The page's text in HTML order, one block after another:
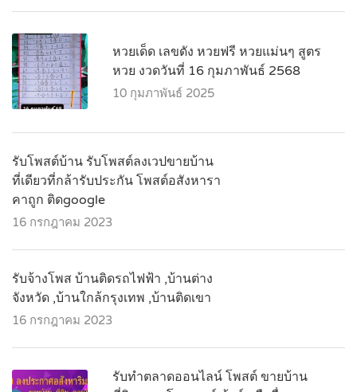
หวยเด็ด เลขดัง หวยฟรี หวยแม่นๆ สูตร
หวย งวดวันที่ 16 กุมภาพันธ์ 2568
10 กุมภาพันธ์ 2025
รับโพสต์บ้าน รับโพสต์ลงเวปขายบ้าน
ที่เดียวที่กล้ารับประกัน โพสต์อสังหารา
คาถูก ติดgoogle
16 กรกฎาคม 2023
รับจ้างโพส บ้านติดรถไฟฟ้า ,บ้านต่าง
จังหวัด ,บ้านใกล้กรุงเทพ ,บ้านติดเขา
16 กรกฎาคม 2023
รับทำตลาดออนไลน์ โพสต์ ขายบ้าน